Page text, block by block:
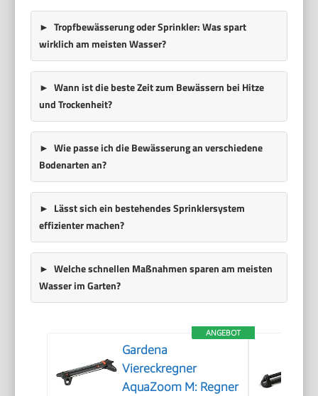
Tropfbewässerung oder Sprinkler: Was spart
wirklich am meisten Wasser?
Wann ist die beste Zeit zum Bewässern bei Hitze
und Trockenheit?
Wie passe ich die Bewässerung an verschiedene
Bodenarten an?
Lässt sich ein bestehendes Sprinklersystem
effizienter machen?
Welche schnellen Maßnahmen sparen am meisten
Wasser im Garten?
ANGEBOT
Gardena
Viereckregner
AquaZoom M: Regner